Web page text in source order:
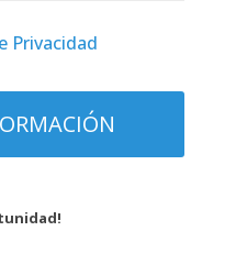
Privacidad